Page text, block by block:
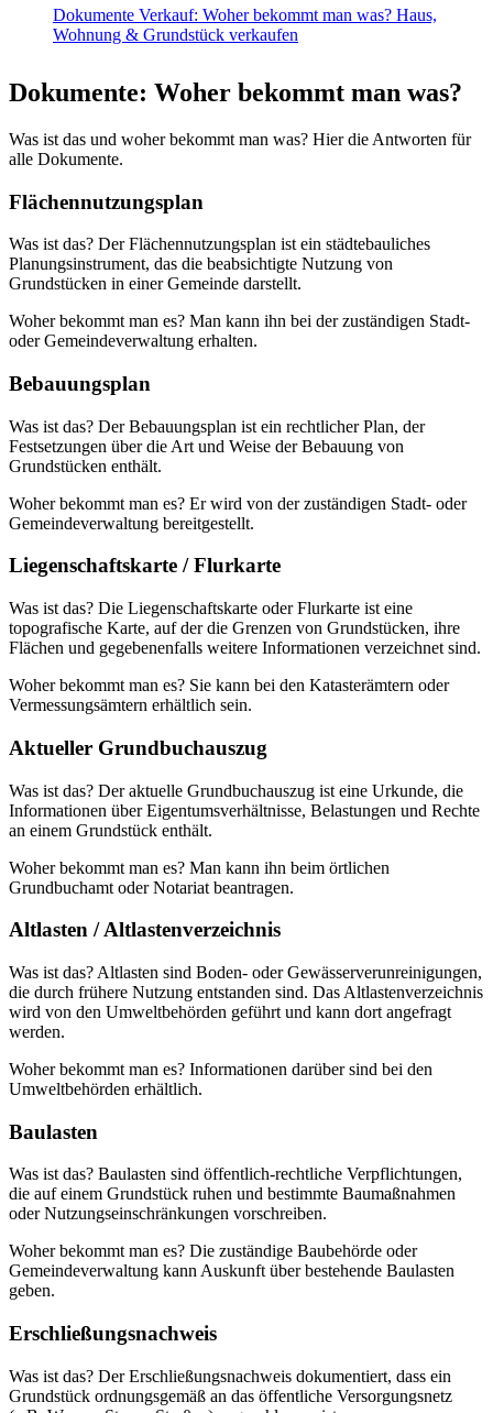
Dokumente Verkauf: Woher bekommt man was? Haus,
Wohnung & Grundstück verkaufen
Dokumente: Woher bekommt man was?
Was ist das und woher bekommt man was? Hier die Antworten für
alle Dokumente.
Flächennutzungsplan
Was ist das? Der Flächennutzungsplan ist ein städtebauliches
Planungsinstrument, das die beabsichtigte Nutzung von
Grundstücken in einer Gemeinde darstellt.
Woher bekommt man es? Man kann ihn bei der zuständigen Stadt-
oder Gemeindeverwaltung erhalten.
Bebauungsplan
Was ist das? Der Bebauungsplan ist ein rechtlicher Plan, der
Festsetzungen über die Art und Weise der Bebauung von
Grundstücken enthält.
Woher bekommt man es? Er wird von der zuständigen Stadt- oder
Gemeindeverwaltung bereitgestellt.
Liegenschaftskarte / Flurkarte
Was ist das? Die Liegenschaftskarte oder Flurkarte ist eine
topografische Karte, auf der die Grenzen von Grundstücken, ihre
Flächen und gegebenenfalls weitere Informationen verzeichnet sind.
Woher bekommt man es? Sie kann bei den Katasterämtern oder
Vermessungsämtern erhältlich sein.
Aktueller Grundbuchauszug
Was ist das? Der aktuelle Grundbuchauszug ist eine Urkunde, die
Informationen über Eigentumsverhältnisse, Belastungen und Rechte
an einem Grundstück enthält.
Woher bekommt man es? Man kann ihn beim örtlichen
Grundbuchamt oder Notariat beantragen.
Altlasten / Altlastenverzeichnis
Was ist das? Altlasten sind Boden- oder Gewässerverunreinigungen,
die durch frühere Nutzung entstanden sind. Das Altlastenverzeichnis
wird von den Umweltbehörden geführt und kann dort angefragt
werden.
Woher bekommt man es? Informationen darüber sind bei den
Umweltbehörden erhältlich.
Baulasten
Was ist das? Baulasten sind öffentlich-rechtliche Verpflichtungen,
die auf einem Grundstück ruhen und bestimmte Baumaßnahmen
oder Nutzungseinschränkungen vorschreiben.
Woher bekommt man es? Die zuständige Baubehörde oder
Gemeindeverwaltung kann Auskunft über bestehende Baulasten
geben.
Erschließungsnachweis
Was ist das? Der Erschließungsnachweis dokumentiert, dass ein
Grundstück ordnungsgemäß an das öffentliche Versorgungsnetz